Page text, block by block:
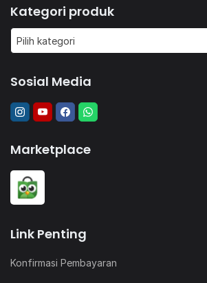
Kategori produk
Pilih kategori
Sosial Media
Marketplace
Link Penting
Konfirmasi Pembayaran